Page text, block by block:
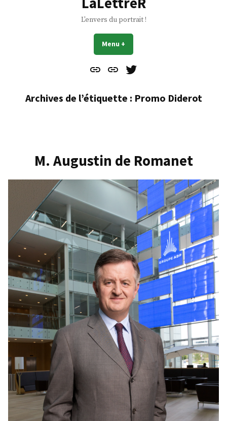
L'envers du portrait !
Menu +
Contact
À
Mes
Archives de l’étiquette : Promo Diderot
M. Augustin de Romanet